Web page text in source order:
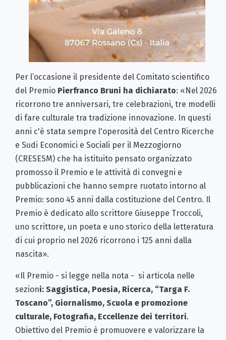
Per l’occasione il presidente del Comitato scientifico
del Premio Pierfranco Bruni ha dichiarato: «Nel 2026
ricorrono tre anniversari, tre celebrazioni, tre modelli
di fare culturale tra tradizione innovazione. In questi
anni c'è stata sempre l'operosità del Centro Ricerche
e Sudi Economici e Sociali per il Mezzogiorno
(CRESESM) che ha istituito pensato organizzato
promosso il Premio e le attività di convegni e
pubblicazioni che hanno sempre ruotato intorno al
Premio: sono 45 anni dalla costituzione del Centro. Il
Premio è dedicato allo scrittore Giuseppe Troccoli,
uno scrittore, un poeta e uno storico della letteratura
di cui proprio nel 2026 ricorrono i 125 anni dalla
nascita».
«Il Premio - si legge nella nota - si articola nelle
sezioni: Saggistica, Poesia, Ricerca, “Targa F.
Toscano”, Giornalismo, Scuola e promozione
culturale, Fotografia, Eccellenze dei territori.
Obiettivo del Premio è promuovere e valorizzare la